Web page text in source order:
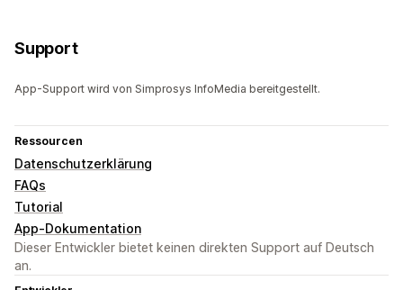
Support
App-Support wird von Simprosys InfoMedia bereitgestellt.
Ressourcen
Datenschutzerklärung
FAQs
Tutorial
App-Dokumentation
Dieser Entwickler bietet keinen direkten Support auf Deutsch
an.